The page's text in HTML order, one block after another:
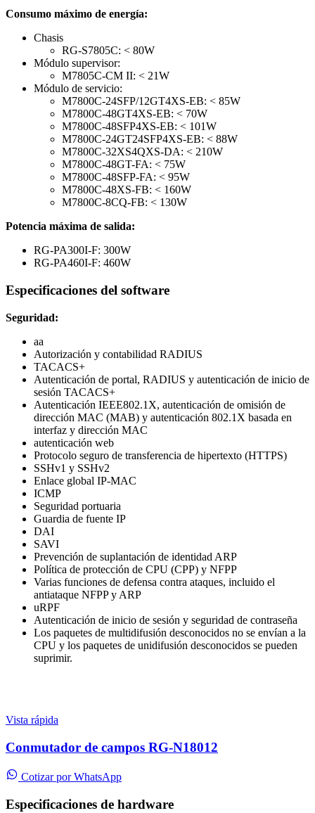
Consumo máximo de energía:
Chasis
RG-S7805C: < 80W
Módulo supervisor:
M7805C-CM II: < 21W
Módulo de servicio:
M7800C-24SFP/12GT4XS-EB: < 85W
M7800C-48GT4XS-EB: < 70W
M7800C-48SFP4XS-EB: < 101W
M7800C-24GT24SFP4XS-EB: < 88W
M7800C-32XS4QXS-DA: < 210W
M7800C-48GT-FA: < 75W
M7800C-48SFP-FA: < 95W
M7800C-48XS-FB: < 160W
M7800C-8CQ-FB: < 130W
Potencia máxima de salida:
RG-PA300I-F: 300W
RG-PA460I-F: 460W
Especificaciones del software
Seguridad:
aa
Autorización y contabilidad RADIUS
TACACS+
Autenticación de portal, RADIUS y autenticación de inicio de
sesión TACACS+
Autenticación IEEE802.1X, autenticación de omisión de
dirección MAC (MAB) y autenticación 802.1X basada en
interfaz y dirección MAC
autenticación web
Protocolo seguro de transferencia de hipertexto (HTTPS)
SSHv1 y SSHv2
Enlace global IP-MAC
ICMP
Seguridad portuaria
Guardia de fuente IP
DAI
SAVI
Prevención de suplantación de identidad ARP
Política de protección de CPU (CPP) y NFPP
Varias funciones de defensa contra ataques, incluido el
antiataque NFPP y ARP
uRPF
Autenticación de inicio de sesión y seguridad de contraseña
Los paquetes de multidifusión desconocidos no se envían a la
CPU y los paquetes de unidifusión desconocidos se pueden
suprimir.
Vista rápida
Conmutador de campos RG-N18012
Cotizar por WhatsApp
Especificaciones de hardware